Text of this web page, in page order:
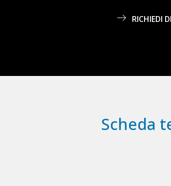
RICHIEDI
Scheda